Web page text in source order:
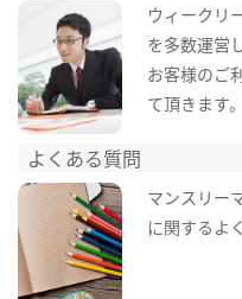
ウィークリ
を多数運営
お客様のご
て頂きます。
よくある質問
マンスリー
に関するよ